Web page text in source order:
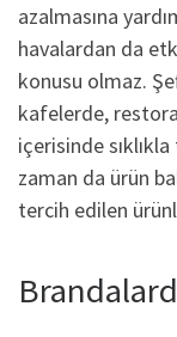
azalmasına
havalardan da
konusu olmaz.
kafelerde,
içerisinde
zaman da ürün
tercih edilen